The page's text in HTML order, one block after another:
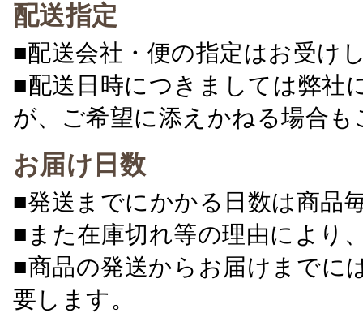
配送指定
■配送会社・便の指定はお受け
■配送日時につきましては弊社
が、ご希望に添えかねる場合
お届け日数
■発送までにかかる日数は商品
■また在庫切れ等の理由により
■商品の発送からお届けまでに
要します。